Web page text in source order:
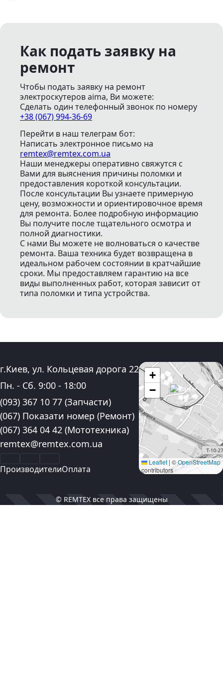
Как подать заявку на
ремонт
Чтобы подать заявку на ремонт
электроскутеров aima, Ви можете:
Сделать один телефонный звонок по номеру
+38 (067) 994-36-69
Перейти в наш телеграм бот:
Написать электронное письмо на
remtex@remtex.com.ua
Наши менеджеры оперативно свяжутся с
Вами для выяснения причины поломки и
предоставления короткой консультации.
После консультации Вы узнаете примерную
цену, возможности и ориентировочное время
для ремонта. Более подробную информацию
Вы получите после тщательного осмотра и
полной диагностики.
С нами Вы можете не волноваться о качестве
ремонта. Ваша техника будет возвращена в
идеальном рабочем состоянии в кратчайшие
сроки. Мы предоставляем гарантию на все
виды выполненных работ, которая зависит от
типа поломки и типа устройства.
Адрес:
г.Киев, ул. Кольцевая дорога 22
График работы:
Пн. - Сб. 9:00 - 18:00
Контактные номера телефона:
(093) 367 10 77 (Запчасти)
(067) Показати номер (Ремонт)
(067) 364 04 42 (Мототехника)
Электронная почта:
remtex@remtex.com.ua
ПроизводителиОплата
+
−
Leaflet | ©OpenStreetMap
contributors
© REMTEX все права защищены